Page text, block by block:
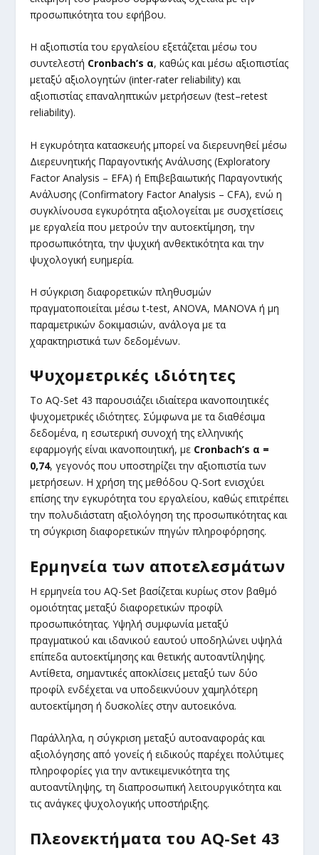
προσωπικότητα του εφήβου.
Η αξιοπιστία του εργαλείου εξετάζεται μέσω του
συντελεστή Cronbach’s α, καθώς και μέσω αξιοπιστίας
μεταξύ αξιολογητών (inter-rater reliability) και
αξιοπιστίας επαναληπτικών μετρήσεων (test–retest
reliability).
Η εγκυρότητα κατασκευής μπορεί να διερευνηθεί μέσω
Διερευνητικής Παραγοντικής Ανάλυσης (Exploratory
Factor Analysis – EFA) ή Επιβεβαιωτικής Παραγοντικής
Ανάλυσης (Confirmatory Factor Analysis – CFA), ενώ η
συγκλίνουσα εγκυρότητα αξιολογείται με συσχετίσεις
με εργαλεία που μετρούν την αυτοεκτίμηση, την
προσωπικότητα, την ψυχική ανθεκτικότητα και την
ψυχολογική ευημερία.
Η σύγκριση διαφορετικών πληθυσμών
πραγματοποιείται μέσω t-test, ANOVA, MANOVA ή μη
παραμετρικών δοκιμασιών, ανάλογα με τα
χαρακτηριστικά των δεδομένων.
Ψυχομετρικές ιδιότητες
Το AQ-Set 43 παρουσιάζει ιδιαίτερα ικανοποιητικές
ψυχομετρικές ιδιότητες. Σύμφωνα με τα διαθέσιμα
δεδομένα, η εσωτερική συνοχή της ελληνικής
εφαρμογής είναι ικανοποιητική, με Cronbach’s α =
0,74, γεγονός που υποστηρίζει την αξιοπιστία των
μετρήσεων. Η χρήση της μεθόδου Q-Sort ενισχύει
επίσης την εγκυρότητα του εργαλείου, καθώς επιτρέπει
την πολυδιάστατη αξιολόγηση της προσωπικότητας και
τη σύγκριση διαφορετικών πηγών πληροφόρησης.
Ερμηνεία των αποτελεσμάτων
Η ερμηνεία του AQ-Set βασίζεται κυρίως στον βαθμό
ομοιότητας μεταξύ διαφορετικών προφίλ
προσωπικότητας. Υψηλή συμφωνία μεταξύ
πραγματικού και ιδανικού εαυτού υποδηλώνει υψηλά
επίπεδα αυτοεκτίμησης και θετικής αυτοαντίληψης.
Αντίθετα, σημαντικές αποκλίσεις μεταξύ των δύο
προφίλ ενδέχεται να υποδεικνύουν χαμηλότερη
αυτοεκτίμηση ή δυσκολίες στην αυτοεικόνα.
Παράλληλα, η σύγκριση μεταξύ αυτοαναφοράς και
αξιολόγησης από γονείς ή ειδικούς παρέχει πολύτιμες
πληροφορίες για την αντικειμενικότητα της
αυτοαντίληψης, τη διαπροσωπική λειτουργικότητα και
τις ανάγκες ψυχολογικής υποστήριξης.
Πλεονεκτήματα του AQ-Set 43